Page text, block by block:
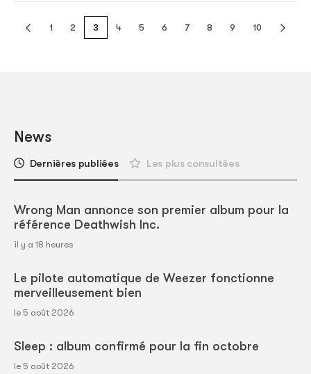
1 2 3 4 5 6 7 8 9 10
News
Dernières publiées Les plus consultées
Wrong Man annonce son premier album pour la
référence Deathwish Inc.
il y a 18 heures
Le pilote automatique de Weezer fonctionne
merveilleusement bien
le 5 août 2026
Sleep : album confirmé pour la fin octobre
le 5 août 2026